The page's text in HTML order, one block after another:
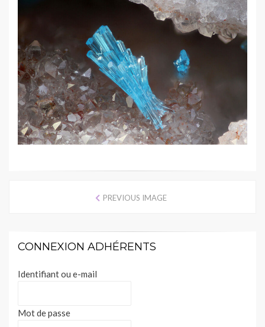
PREVIOUS IMAGE
CONNEXION ADHÉRENTS
Identifiant ou e-mail
Mot de passe